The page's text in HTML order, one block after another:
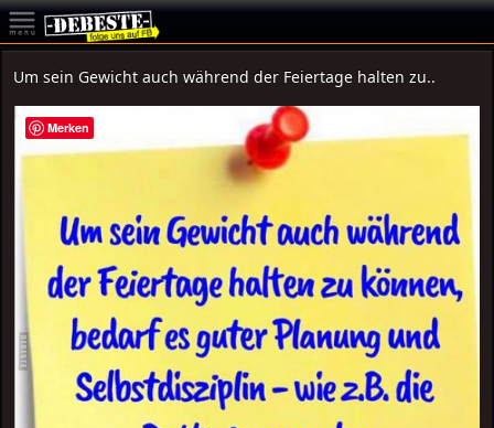
Um sein Gewicht auch während der Feiertage halten zu..
Merken